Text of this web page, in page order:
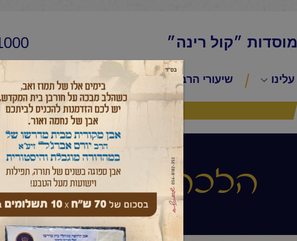
מוסדות ״קול רינה״
עלינו שיעורי הרב שיעורי החיד״א שאלות
היה
הלכה ואגדה